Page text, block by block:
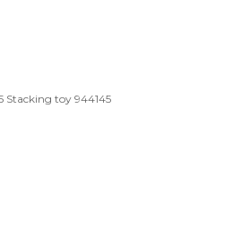
Stacking toy 944145